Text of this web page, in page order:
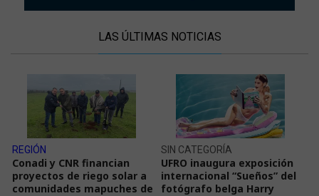
LAS ÚLTIMAS NOTICIAS
REGIÓN
Conadi y CNR financian
proyectos de riego solar a
comunidades mapuches de
SIN CATEGORÍA
UFRO inaugura exposición
internacional “Sueños” del
fotógrafo belga Harry